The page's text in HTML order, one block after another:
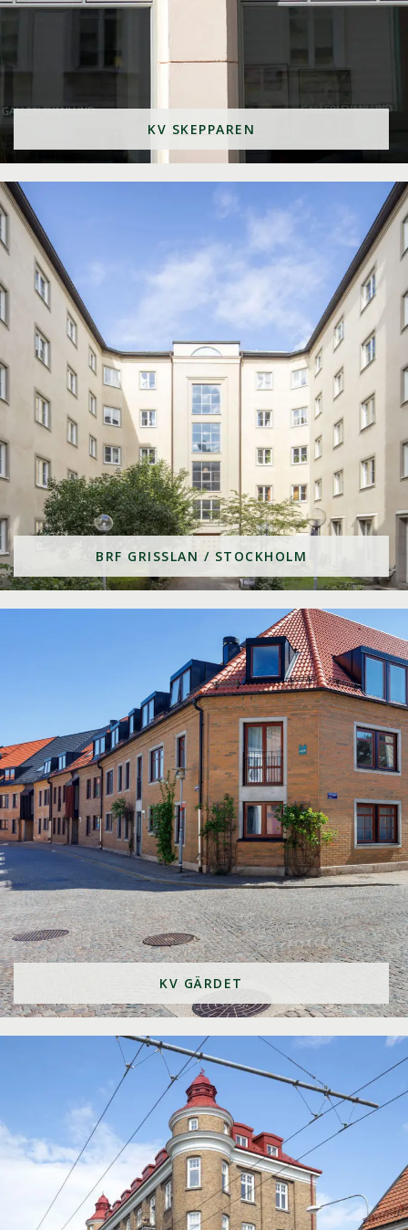
KV SKEPPAREN
BRF GRISSLAN / STOCKHOLM
KV GÄRDET